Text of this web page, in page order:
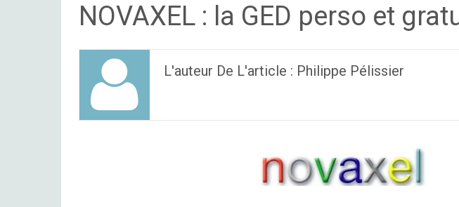
NOVAXEL : la GED perso et
L'auteur De L'article : Philippe Pélissier